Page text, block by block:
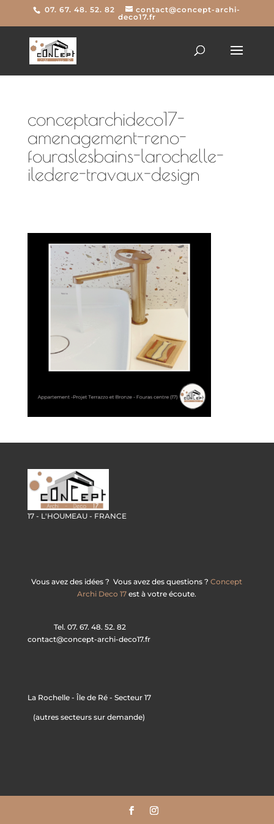
07. 67. 48. 52. 82
contact@concept-archi-
deco17.fr
conceptarchideco17-
amenagement-reno-
fouraslesbains-larochelle-
iledere-travaux-design
17 - L'HOUMEAU - FRANCE
Vous avez des idées ? Vous avez des questions ?Concept
Archi Deco 17 est à votre écoute.
Tel. 07. 67. 48. 52. 82
contact@concept-archi-deco17.fr
La Rochelle - Île de Ré - Secteur 17
(autres secteurs sur demande)